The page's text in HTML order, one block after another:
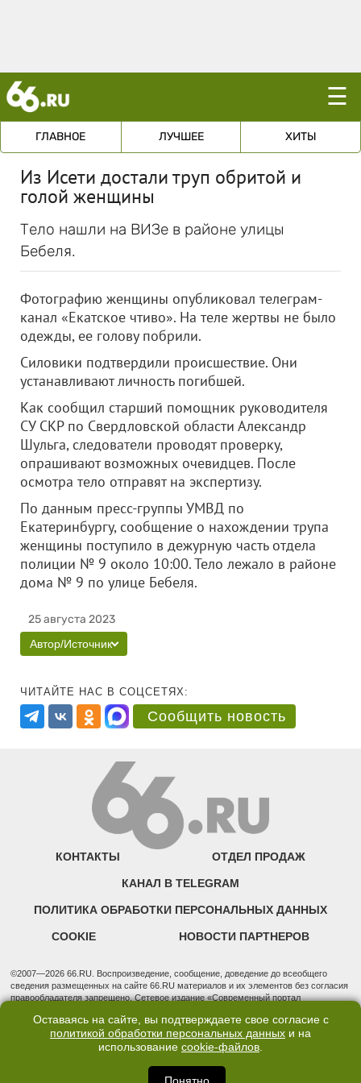
☰
ГЛАВНОЕ ЛУЧШЕЕ ХИТЫ
Из Исети достали труп обритой и
голой женщины
Тело нашли на ВИЗе в районе улицы
Бебеля.
Фотографию женщины опубликовал телеграм-
канал «Екатское чтиво». На теле жертвы не было
одежды, ее голову побрили.
Силовики подтвердили происшествие. Они
устанавливают личность погибшей.
Как сообщил старший помощник руководителя
СУ СКР по Свердловской области Александр
Шульга, следователи проводят проверку,
опрашивают возможных очевидцев. После
осмотра тело отправят на экспертизу.
По данным пресс-группы УМВД по
Екатеринбургу, сообщение о нахождении трупа
женщины поступило в дежурную часть отдела
полиции № 9 около 10:00. Тело лежало в районе
дома № 9 по улице Бебеля.
25 августа 2023
Автор/Источник
ЧИТАЙТЕ НАС В СОЦСЕТЯХ:
Сообщить новость
КОНТАКТЫ ОТДЕЛ ПРОДАЖ
КАНАЛ В TELEGRAM
ПОЛИТИКА ОБРАБОТКИ ПЕРСОНАЛЬНЫХ ДАННЫХ
COOKIE НОВОСТИ ПАРТНЕРОВ
©2007—2026 66.RU. Воспроизведение, сообщение, доведение до всеобщего
сведения размещенных на сайте 66.RU материалов и их элементов без согласия
правообладателя запрещено. Сетевое издание «Современный портал
надзору в сфере связи, информационных технологий и массовых коммуникаций
(Роскомнадзор). Регистрационный номер ЭЛ № ФС 77 - 76634 от 02.09.2019
Учредитель: Общество с ограниченной ответственностью "66.ру". Юридический
3, оф. 7015 Фактический адрес редакции и отдела продаж: 620014, Свердловская
Оставаясь на сайте, вы подтверждаете свое согласие с
политикой обработки персональных данных и на
использование cookie-файлов.